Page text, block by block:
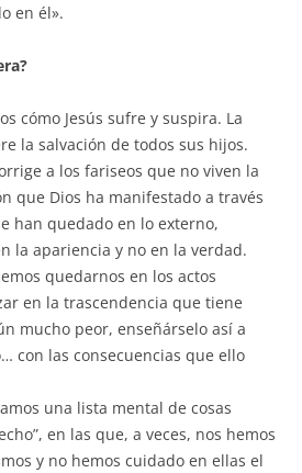
en él».
cómo Jesús sufre y suspira. La
la salvación de todos sus hijos.
a los fariseos que no viven la
que Dios ha manifestado a través
han quedado en lo externo,
la apariencia y no en la verdad.
quedarnos en los actos
en la trascendencia que tiene
mucho peor, enseñárselo así a
con las consecuencias que ello
una lista mental de cosas
en las que, a veces, nos hemos
y no hemos cuidado en ellas el